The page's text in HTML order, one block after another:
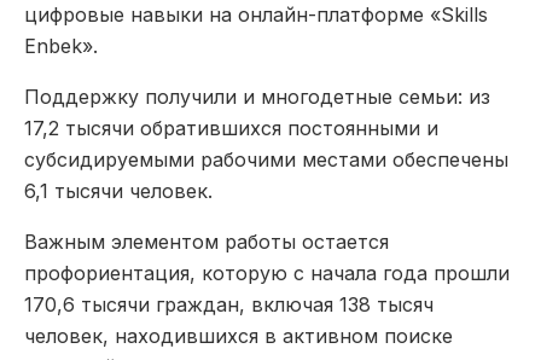
цифровые навыки на онлайн-платформе «Skills
Enbek».
Поддержку получили и многодетные семьи: из
17,2 тысячи обратившихся постоянными и
субсидируемыми рабочими местами обеспечены
6,1 тысячи человек.
Важным элементом работы остается
профориентация, которую с начала года прошли
170,6 тысячи граждан, включая 138 тысяч
человек, находившихся в активном поиске